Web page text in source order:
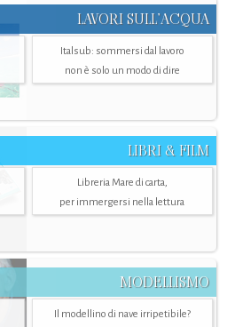
LAVORI SULL’ACQUA
Italsub: sommersi dal lavoro
non è solo un modo di dire
LIBRI & FILM
Libreria Mare di carta,
per immergersi nella lettura
MODELLISMO
Il modellino di nave irripetibile?